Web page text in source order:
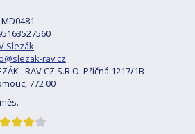
MD0481
Slezák
rav.cz
- RAV CZ S.R.O. Příčná 1217/1B
772 00